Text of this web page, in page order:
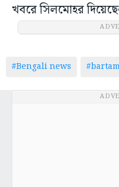
খবরে সিলমোহর
#Bengali news